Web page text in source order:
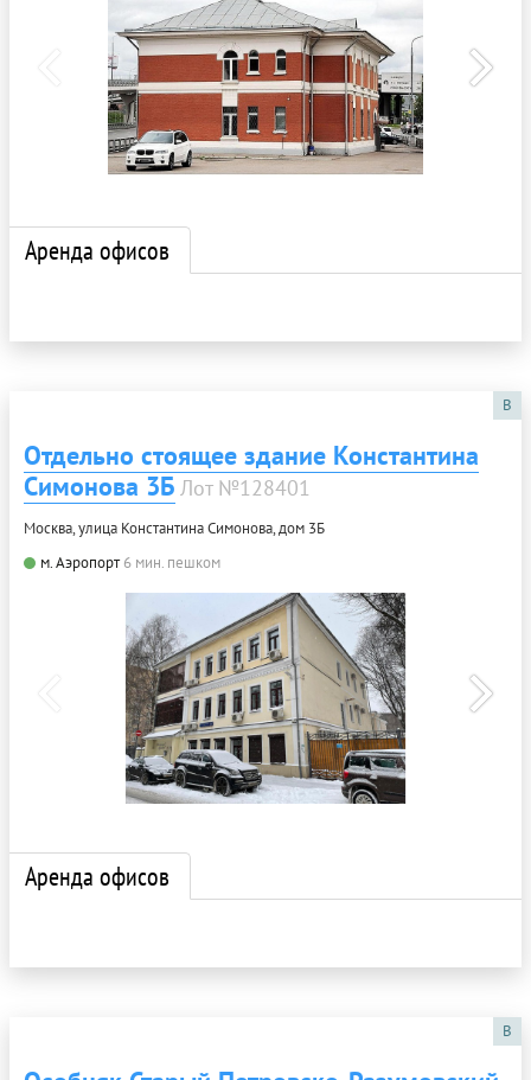
Аренда офисов
B
Отдельно стоящее здание Константина
Симонова 3Б Лот №128401
Москва, улица Константина Симонова, дом 3Б
м. Аэропорт 6 мин. пешком
Аренда офисов
B